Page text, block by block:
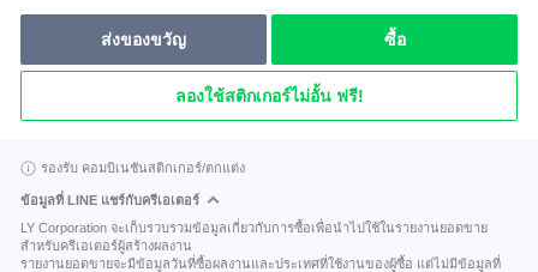
ส่งของขวัญ ซื้อ
ลองใช้สติกเกอร์ไม่อั้น ฟรี!
รองรับ คอมบิเนชันสติกเกอร์/ตกแต่ง
ข้อมูลที่ LINE แชร์กับครีเอเตอร์
LY Corporation จะเก็บรวบรวมข้อมูลเกี่ยวกับการซื้อเพื่อนำไปใช้ในรายงานยอดขาย
สำหรับครีเอเตอร์ผู้สร้างผลงาน
รายงานยอดขายจะมีข้อมูลวันที่ซื้อผลงานและประเทศที่ใช้งานของผู้ซื้อ แต่ไม่มีข้อมูลที่